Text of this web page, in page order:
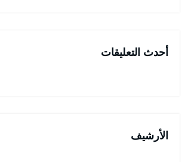
أحدث التعليقات
الأرشيف